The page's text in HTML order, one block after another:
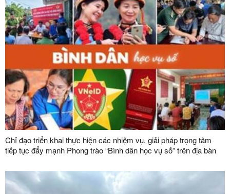
Chỉ đạo triển khai thực hiện các nhiệm vụ, giải pháp trọng tâm
tiếp tục đẩy mạnh Phong trào “Bình dân học vụ số” trên địa bàn